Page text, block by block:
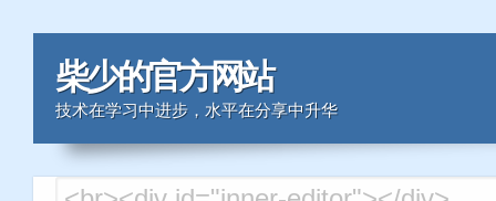
柴少的官方网站
技术在学习中进步，水平在分享中升华